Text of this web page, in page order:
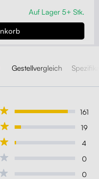
Auf Lager 5+ Stk.
Gestellvergleich
161
19
4
0
0